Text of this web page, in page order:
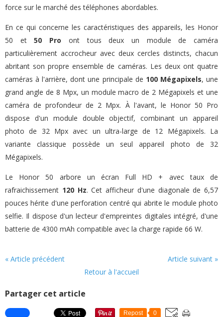
force sur le marché des téléphones abordables.
En ce qui concerne les caractéristiques des appareils, les Honor
50 et50 Pro ont tous deux un module de caméra
particulièrement accrocheur avec deux cercles distincts, chacun
abritant son propre ensemble de caméras. Les deux ont quatre
caméras à l'arrière, dont une principale de 100 Mégapixels, une
grand angle de 8 Mpx, un module macro de 2 Mégapixels et une
caméra de profondeur de 2 Mpx. À l'avant, le Honor 50 Pro
dispose d'un module double objectif, combinant un appareil
photo de 32 Mpx avec un ultra-large de 12 Mégapixels. La
variante classique possède un seul appareil photo de 32
Mégapixels.
Le Honor 50 arbore un écran Full HD + avec taux de
rafraichissement 120 Hz. Cet afficheur d'une diagonale de 6,57
pouces hérite d'une perforation centré qui abrite le module photo
selfie. Il dispose d'un lecteur d'empreintes digitales intégré, d'une
batterie de 4300 mAh compatible avec la charge rapide 66 W.
« Article précédent
Article suivant »
Retour à l'accueil
Partager cet article
Repost 0